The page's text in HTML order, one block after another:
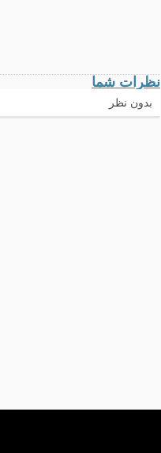
نظرات شما
بدون نظر